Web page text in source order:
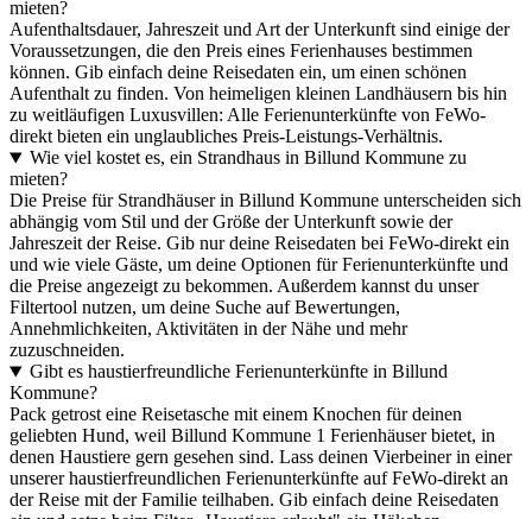
mieten?
Aufenthaltsdauer, Jahreszeit und Art der Unterkunft sind einige der
Voraussetzungen, die den Preis eines Ferienhauses bestimmen
können. Gib einfach deine Reisedaten ein, um einen schönen
Aufenthalt zu finden. Von heimeligen kleinen Landhäusern bis hin
zu weitläufigen Luxusvillen: Alle Ferienunterkünfte von FeWo-
direkt bieten ein unglaubliches Preis-Leistungs-Verhältnis.
Wie viel kostet es, ein Strandhaus in Billund Kommune zu
mieten?
Die Preise für Strandhäuser in Billund Kommune unterscheiden sich
abhängig vom Stil und der Größe der Unterkunft sowie der
Jahreszeit der Reise. Gib nur deine Reisedaten bei FeWo-direkt ein
und wie viele Gäste, um deine Optionen für Ferienunterkünfte und
die Preise angezeigt zu bekommen. Außerdem kannst du unser
Filtertool nutzen, um deine Suche auf Bewertungen,
Annehmlichkeiten, Aktivitäten in der Nähe und mehr
zuzuschneiden.
Gibt es haustierfreundliche Ferienunterkünfte in Billund
Kommune?
Pack getrost eine Reisetasche mit einem Knochen für deinen
geliebten Hund, weil Billund Kommune 1 Ferienhäuser bietet, in
denen Haustiere gern gesehen sind. Lass deinen Vierbeiner in einer
unserer haustierfreundlichen Ferienunterkünfte auf FeWo-direkt an
der Reise mit der Familie teilhaben. Gib einfach deine Reisedaten